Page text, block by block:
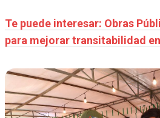
Te puede interesar: Obras
para mejorar transitabilidad